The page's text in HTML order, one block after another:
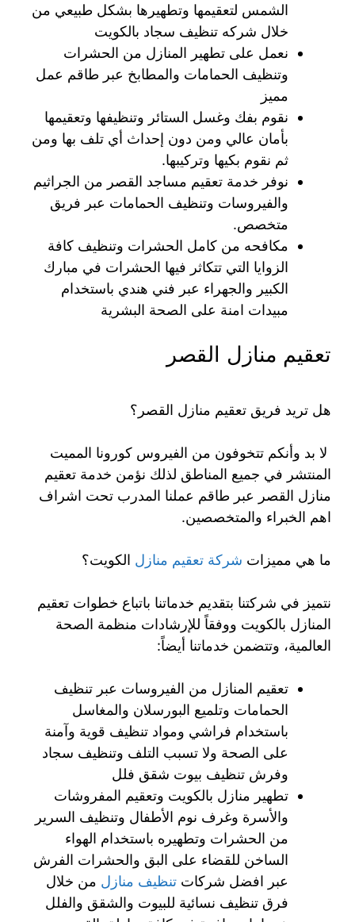
الشمس لتعقيمها وتطهيرها بشكل طبيعي من
خلال شركه تنظيف سجاد بالكويت
نعمل على تطهير المنازل من الحشرات
وتنظيف الحمامات والمطابخ عبر طاقم عمل
مميز
نقوم بفك وغسل الستائر وتنظيفها وتعقيمها
بأمان عالي ومن دون إحداث أي تلف بها ومن
ثم نقوم بكيها وتركيبها.
نوفر خدمة تعقيم مساجد القصر من الجراثيم
والفيروسات وتنظيف الحمامات عبر فريق
متخصص.
مكافحه من كامل الحشرات وتنظيف كافة
الزوايا التي تتكاثر فيها الحشرات في مبارك
الكبير والجهراء عبر فني هندي باستخدام
مبيدات امنة على الصحة البشرية
تعقيم منازل القصر
هل تريد فريق تعقيم منازل القصر؟
لا بد وأنكم تتخوفون من الفيروس كورونا المميت
المنتشر في جميع المناطق لذلك نؤمن خدمة تعقيم
منازل القصر عبر طاقم عملنا المدرب تحت اشراف
اهم الخبراء والمتخصصين.
ما هي مميزات شركة تعقيم منازل الكويت؟
نتميز في شركتنا بتقديم خدماتنا باتباع خطوات تعقيم
المنازل بالكويت ووفقاً للإرشادات منظمة الصحة
العالمية، وتتضمن خدماتنا أيضاً:
تعقيم المنازل من الفيروسات عبر تنظيف
الحمامات وتلميع البورسلان والمغاسل
باستخدام فراشي ومواد تنظيف قوية وآمنة
على الصحة ولا تسبب التلف وتنظيف سجاد
وفرش تنظيف بيوت شقق فلل
تطهير منازل بالكويت وتعقيم المفروشات
والأسرة وغرف نوم الأطفال وتنظيف السرير
من الحشرات وتطهيره باستخدام الهواء
الساخن للقضاء على البق والحشرات الفرش
عبر افضل شركات تنظيف منازل من خلال
فرق تنظيف نسائية للبيوت والشقق والفلل